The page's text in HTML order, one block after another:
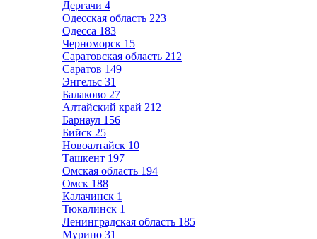
Дергачи 4
Одесская область 223
Одесса 183
Черноморск 15
Саратовская область 212
Саратов 149
Энгельс 31
Балаково 27
Алтайский край 212
Барнаул 156
Бийск 25
Новоалтайск 10
Ташкент 197
Омская область 194
Омск 188
Калачинск 1
Тюкалинск 1
Ленинградская область 185
Мурино 31